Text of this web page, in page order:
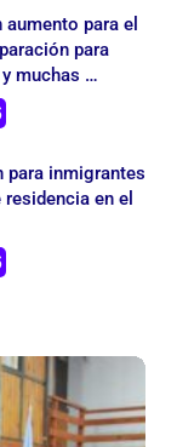
para el
para
muchas
para inmigrantes
en el